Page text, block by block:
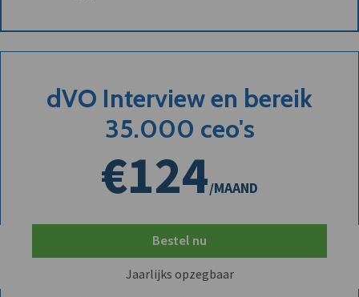
dVO Interview en bereik
35.000 ceo's
€124/MAAND
Bestel nu
Jaarlijks opzegbaar